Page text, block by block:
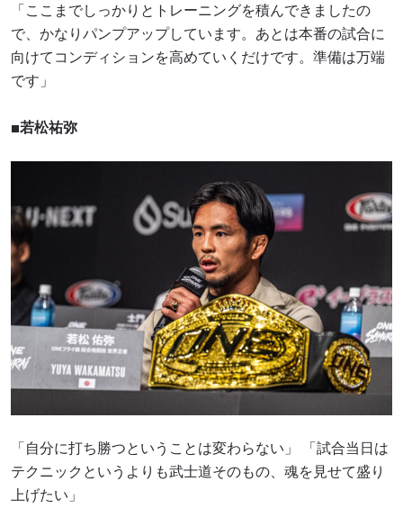
「ここまでしっかりとトレーニングを積んできましたの
で、かなりパンプアップしています。あとは本番の試合に
向けてコンディションを高めていくだけです。準備は万端
です」
■若松祐弥
「自分に打ち勝つということは変わらない」 「試合当日は
テクニックというよりも武士道そのもの、魂を見せて盛り
上げたい」